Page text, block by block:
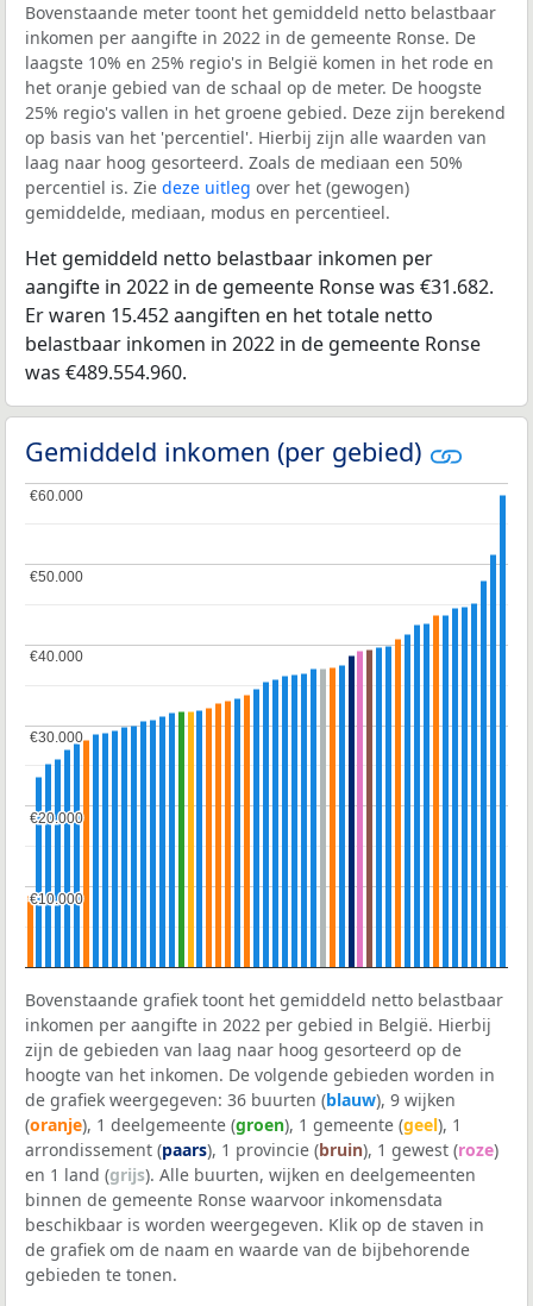
Bovenstaande meter toont het gemiddeld netto belastbaar
inkomen per aangifte in 2022 in de gemeente Ronse. De
laagste 10% en 25% regio's in België komen in het rode en
het oranje gebied van de schaal op de meter. De hoogste
25% regio's vallen in het groene gebied. Deze zijn berekend
op basis van het 'percentiel'. Hierbij zijn alle waarden van
laag naar hoog gesorteerd. Zoals de mediaan een 50%
percentiel is. Zie deze uitleg over het (gewogen)
gemiddelde, mediaan, modus en percentieel.
Het gemiddeld netto belastbaar inkomen per
aangifte in 2022 in de gemeente Ronse was €31.682.
Er waren 15.452 aangiften en het totale netto
belastbaar inkomen in 2022 in de gemeente Ronse
was €489.554.960.
Gemiddeld inkomen (per gebied)
€10.000
€10.000
€20.000
€20.000
€30.000
€30.000
€40.000
€40.000
€50.000
€50.000
€60.000
€60.000
Bovenstaande grafiek toont het gemiddeld netto belastbaar
inkomen per aangifte in 2022 per gebied in België. Hierbij
zijn de gebieden van laag naar hoog gesorteerd op de
hoogte van het inkomen. De volgende gebieden worden in
de grafiek weergegeven: 36 buurten (blauw), 9 wijken
(oranje), 1 deelgemeente (groen), 1 gemeente (geel), 1
arrondissement (paars), 1 provincie (bruin), 1 gewest (roze)
en 1 land (grijs). Alle buurten, wijken en deelgemeenten
binnen de gemeente Ronse waarvoor inkomensdata
beschikbaar is worden weergegeven. Klik op de staven in
de grafiek om de naam en waarde van de bijbehorende
gebieden te tonen.